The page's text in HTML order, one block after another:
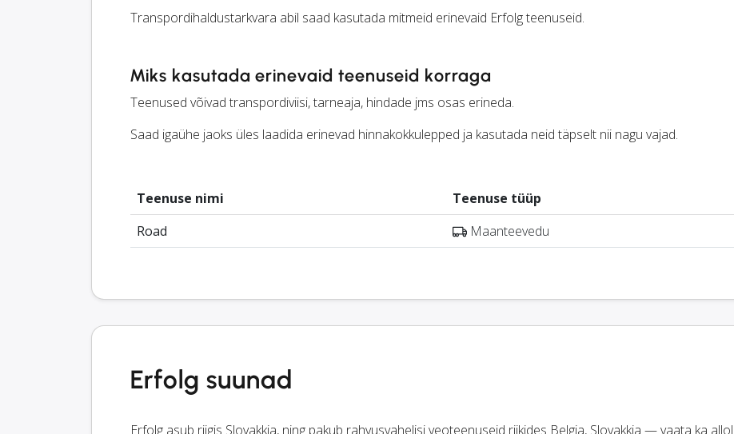
Transpordihaldustarkvara abil saad kasutada mitmeid erinevaid Erfolg teenuseid.
Miks kasutada erinevaid teenuseid korraga
Teenused võivad transpordiviisi, tarneaja, hindade jms osas erineda.
Saad igaühe jaoks üles laadida erinevad hinnakokkulepped ja kasutada neid täpselt nii nagu vajad.
Teenuse nimi
Teenuse tüüp
Road
Maanteevedu
Erfolg suunad
Erfolg asub riigis Slovakkia, ning pakub rahvusvahelisi veoteenuseid riikides Belgia, Slovakkia — vaata ka